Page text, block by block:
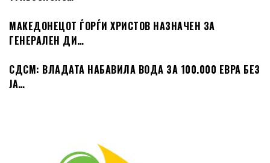
МАКЕДОНЕЦОТ ЃОРЃИ ХРИСТОВ НАЗНАЧЕН ЗА
ГЕНЕРАЛЕН ДИ…
СДСМ: ВЛАДАТА НАБАВИЛА ВОДА ЗА 100.000 ЕВРА БЕЗ
ЈА…